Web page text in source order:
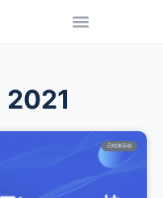
2021
已结束活动